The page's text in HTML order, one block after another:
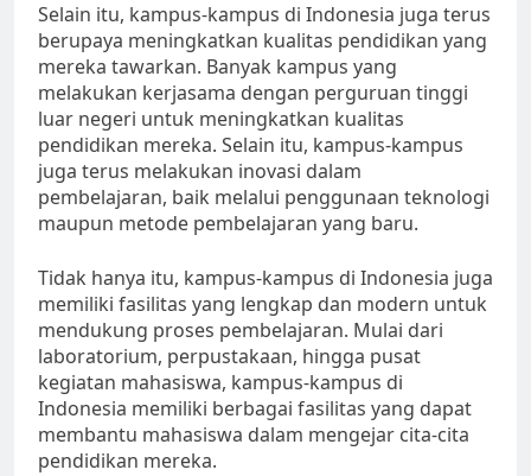
Selain itu, kampus-kampus di Indonesia juga terus
berupaya meningkatkan kualitas pendidikan yang
mereka tawarkan. Banyak kampus yang
melakukan kerjasama dengan perguruan tinggi
luar negeri untuk meningkatkan kualitas
pendidikan mereka. Selain itu, kampus-kampus
juga terus melakukan inovasi dalam
pembelajaran, baik melalui penggunaan teknologi
maupun metode pembelajaran yang baru.
Tidak hanya itu, kampus-kampus di Indonesia juga
memiliki fasilitas yang lengkap dan modern untuk
mendukung proses pembelajaran. Mulai dari
laboratorium, perpustakaan, hingga pusat
kegiatan mahasiswa, kampus-kampus di
Indonesia memiliki berbagai fasilitas yang dapat
membantu mahasiswa dalam mengejar cita-cita
pendidikan mereka.